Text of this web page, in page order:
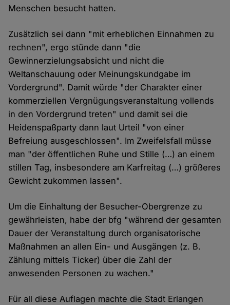
Menschen besucht hatten.
Zusätzlich sei dann "mit erheblichen Einnahmen zu
rechnen", ergo stünde dann "die
Gewinnerzielungsabsicht und nicht die
Weltanschauung oder Meinungskundgabe im
Vordergrund". Damit würde "der Charakter einer
kommerziellen Vergnügungsveranstaltung vollends
in den Vordergrund treten" und damit sei die
Heidenspaßparty dann laut Urteil "von einer
Befreiung ausgeschlossen". Im Zweifelsfall müsse
man "der öffentlichen Ruhe und Stille (…) an einem
stillen Tag, insbesondere am Karfreitag (…) größeres
Gewicht zukommen lassen".
Um die Einhaltung der Besucher-Obergrenze zu
gewährleisten, habe der bfg "während der gesamten
Dauer der Veranstaltung durch organisatorische
Maßnahmen an allen Ein- und Ausgängen (z. B.
Zählung mittels Ticker) über die Zahl der
anwesenden Personen zu wachen."
Für all diese Auflagen machte die Stadt Erlangen